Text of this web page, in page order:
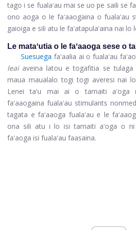
tago i se fualaʻau mai se uo pe saili se
ono aoga o le faʻaaogaina o fualaʻau
gaioiga e sili atu le faʻatapulaʻaina nai lo
Le mataʻutia o le faʻaaoga sese o
Suesuega faʻaalia ai o fualaʻau
leaiaveina latou e togafitia se tulaga
maua maualalo togi togi averesi nai
Lenei taʻu mai ai o tamaiti aʻoga
faʻaaogaina fualaʻau stimulants
tagata e faʻaaoga fualaʻau e le
ona sili atu i lo isi tamaiti aʻoga o
faʻaoga isi fualaʻau faasaina.